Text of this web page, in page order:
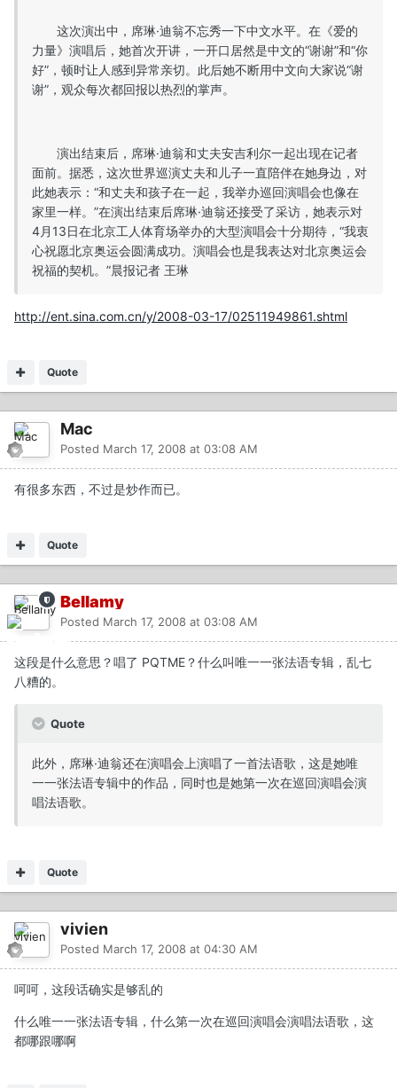
这次演出中，席琳·迪翁不忘秀一下中文水平。在《爱的
力量》演唱后，她首次开讲，一开口居然是中文的“谢谢”和“你
好”，顿时让人感到异常亲切。此后她不断用中文向大家说“谢
谢”，观众每次都回报以热烈的掌声。
演出结束后，席琳·迪翁和丈夫安吉利尔一起出现在记者
面前。据悉，这次世界巡演丈夫和儿子一直陪伴在她身边，对
此她表示：“和丈夫和孩子在一起，我举办巡回演唱会也像在
家里一样。”在演出结束后席琳·迪翁还接受了采访，她表示对
4月13日在北京工人体育场举办的大型演唱会十分期待，“我衷
心祝愿北京奥运会圆满成功。演唱会也是我表达对北京奥运会
祝福的契机。”晨报记者 王琳
http://ent.sina.com.cn/y/2008-03-17/02511949861.shtml
Quote
Mac
Posted March 17, 2008 at 03:08 AM
有很多东西，不过是炒作而已。
Quote
Bellamy
Posted March 17, 2008 at 03:08 AM
这段是什么意思？唱了 PQTME？什么叫唯一一张法语专辑，乱七
八糟的。
Quote
此外，席琳·迪翁还在演唱会上演唱了一首法语歌，这是她唯
一一张法语专辑中的作品，同时也是她第一次在巡回演唱会演
唱法语歌。
Quote
vivien
Posted March 17, 2008 at 04:30 AM
呵呵，这段话确实是够乱的
什么唯一一张法语专辑，什么第一次在巡回演唱会演唱法语歌，这
都哪跟哪啊